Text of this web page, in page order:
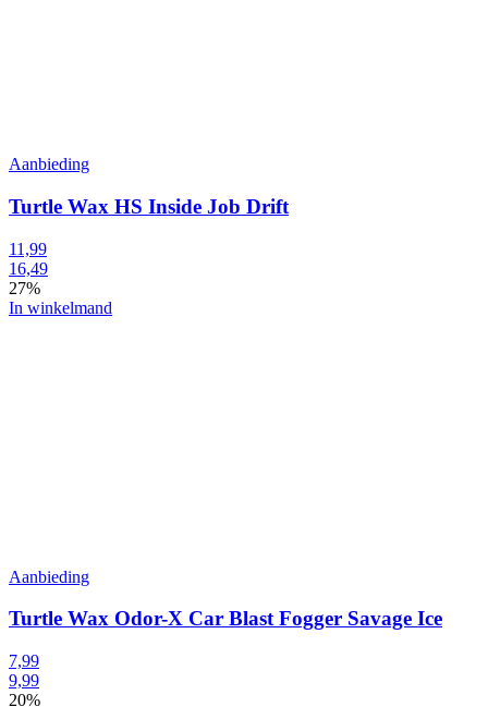
Aanbieding
Turtle Wax HS Inside Job Drift
11,99
16,49
27%
In winkelmand
Aanbieding
Turtle Wax Odor-X Car Blast Fogger Savage Ice
7,99
9,99
20%